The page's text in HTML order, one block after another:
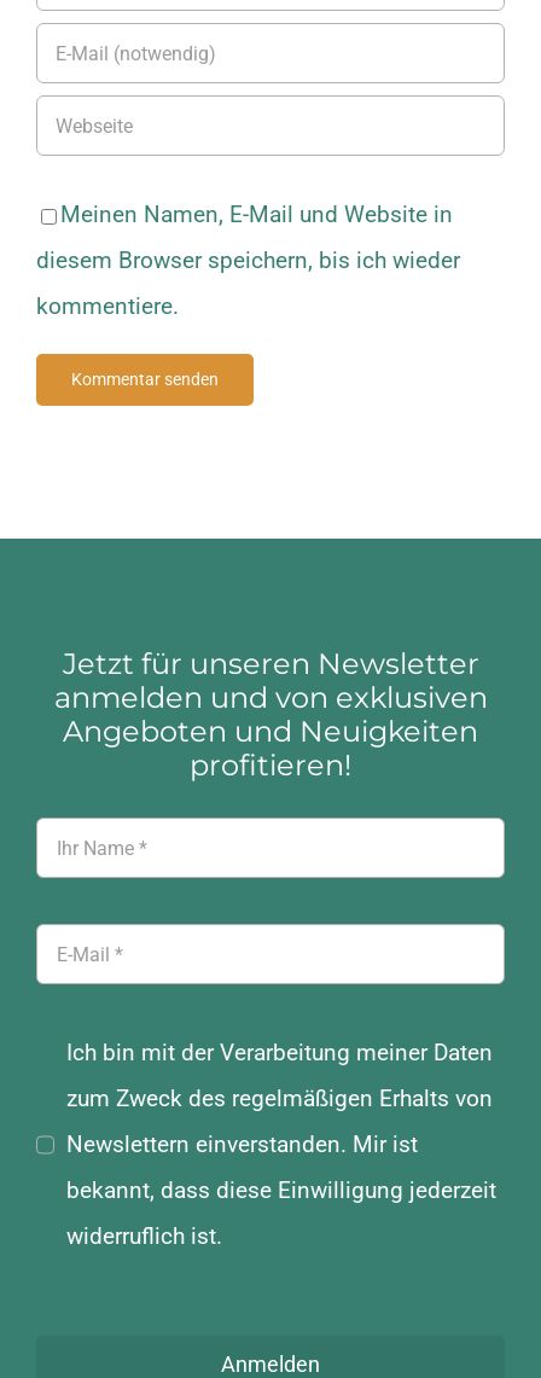
Meinen Namen, E-Mail und Website in
diesem Browser speichern, bis ich wieder
kommentiere.
Jetzt für unseren Newsletter
anmelden und von exklusiven
Angeboten und Neuigkeiten
profitieren!
Ich bin mit der Verarbeitung meiner Daten
zum Zweck des regelmäßigen Erhalts von
Newslettern einverstanden. Mir ist
bekannt, dass diese Einwilligung jederzeit
widerruflich ist.
Anmelden